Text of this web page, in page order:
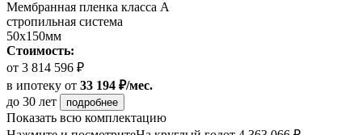
Мембранная пленка класса А
стропильная система
50х150мм
Стоимость:
от 3 814 596 ₽
в ипотеку от 33 194 ₽/мес.
до 30 лет
подробнее
Показать всю комплектацию